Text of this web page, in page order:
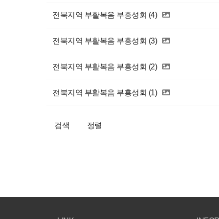
전북지역 부활복음 부흥성회 (4)
전북지역 부활복음 부흥성회 (3)
전북지역 부활복음 부흥성회 (2)
전북지역 부활복음 부흥성회 (1)
검색 정렬